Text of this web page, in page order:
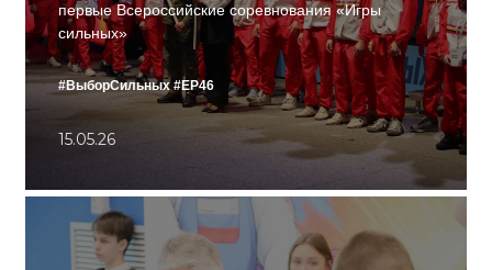
первые Всероссийские соревнования «Игры
сильных»
#ВыборСильных #ЕР46
15.05.26